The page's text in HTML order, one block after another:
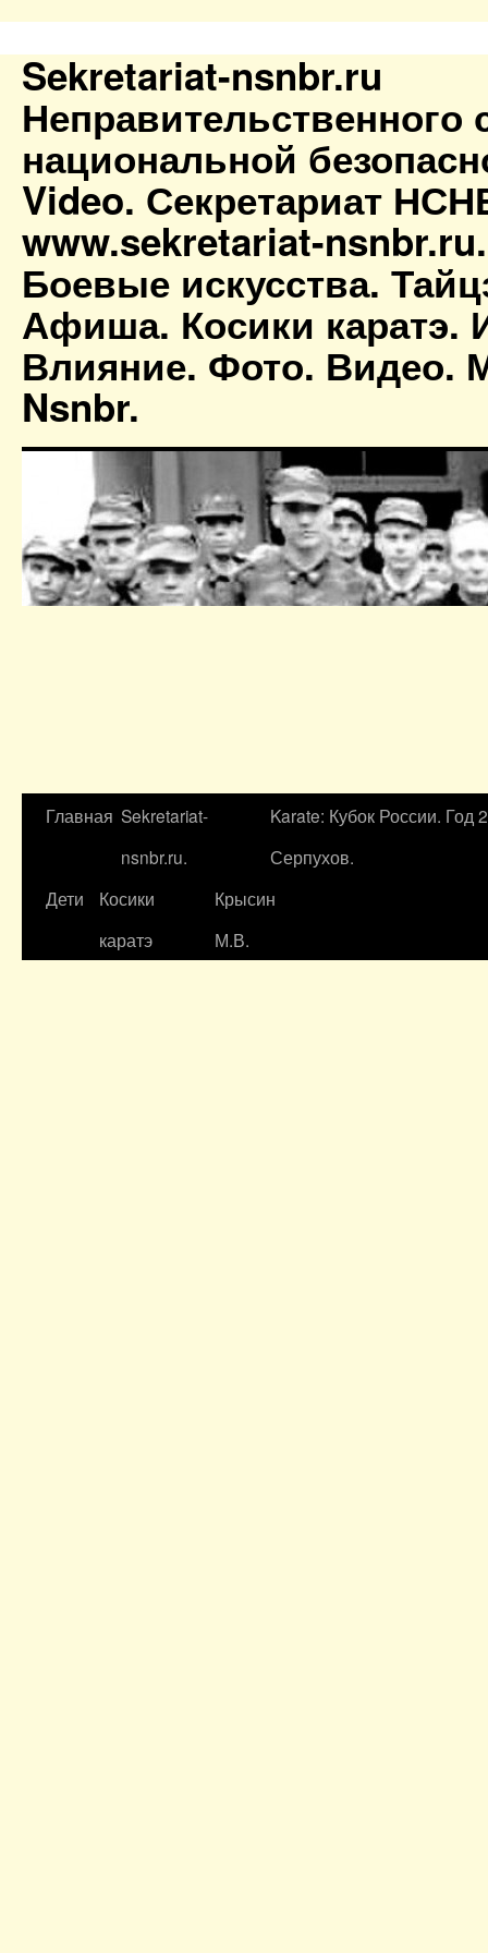
Sekretariat-nsnbr.ru
Неправительственного
национальной
Video. Секретариат
www.sekretariat-
Боевые искусства.
Афиша. Косики каратэ.
Влияние. Фото. Видео.
Nsnbr.
Главная Sekretariat-
nsnbr.ru.
Karate: Кубок России. Год
Серпухов.
Дети
Косики
каратэ
Крысин
М.В.